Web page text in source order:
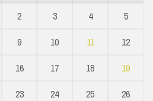
2 3 4
5
9 10 11
12
16 17 18
19
23 24 25
26